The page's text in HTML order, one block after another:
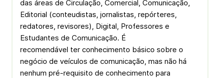
das áreas de Circulação, Comercial, Comunicação,
Editorial (conteudistas, jornalistas, repórteres,
redatores, revisores), Digital, Professores e
Estudantes de Comunicação. É
recomendável ter conhecimento básico sobre o
negócio de veículos de comunicação, mas não há
nenhum pré-requisito de conhecimento para